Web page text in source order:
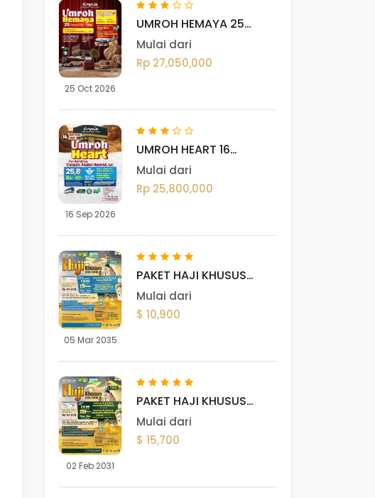
25 Oct 2026
UMROH HEMAYA 25
OKTOBER 2026
Mulai dari
Rp 27,050,000
16 Sep 2026
UMROH HEART 16
SEPTEMBER 2026
Mulai dari
Rp 25,800,000
05 Mar 2035
PAKET HAJI KHUSUS
(DARUSSALAM)
Mulai dari
$ 10,900
02 Feb 2031
PAKET HAJI KHUSUS
(ADN)
Mulai dari
$ 15,700